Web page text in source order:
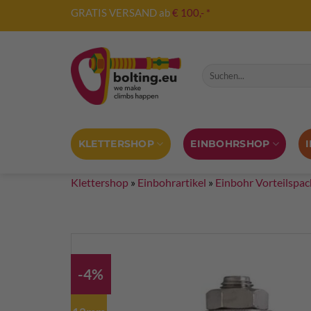
GRATIS VERSAND ab€ 100,- *
Suche nach:
KLETTERSHOP EINBOHRSHOP
Klettershop » Einbohrartikel » Einbohr
-4%